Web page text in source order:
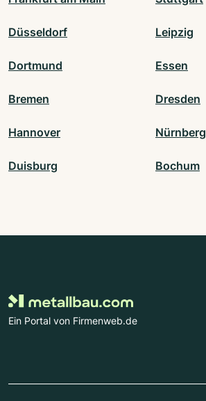
Düsseldorf Leipzig
Dortmund Essen
Bremen Dresden
Hannover Nürnberg
Duisburg Bochum
Ein Portal von Firmenweb.de